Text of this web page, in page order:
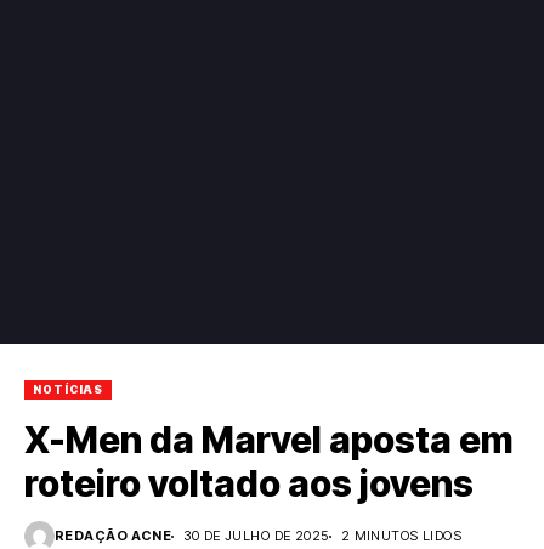
NOTÍCIAS
X-Men da Marvel aposta em
roteiro voltado aos jovens
REDAÇÃO ACNE 30 DE JULHO DE 2025
2 MINUTOS LIDOS